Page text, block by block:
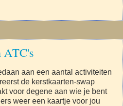
ATC's
aan een aantal activiteiten
de kerstkaarten-swap
voor degene aan wie je bent
weer een kaartje voor jou